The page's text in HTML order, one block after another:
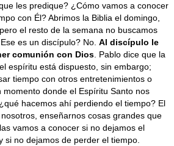
les predique? ¿Cómo vamos a conocer
con Él? Abrimos la Biblia el domingo,
el resto de la semana no buscamos
es un discípulo? No. Al discípulo le
comunión con Dios. Pablo dice que la
espíritu está dispuesto, sin embargo;
tiempo con otros entretenimientos o
momento donde el Espíritu Santo nos
hacemos ahí perdiendo el tiempo? El
enseñarnos cosas grandes que
vamos a conocer si no dejamos el
si no dejamos de perder el tiempo.